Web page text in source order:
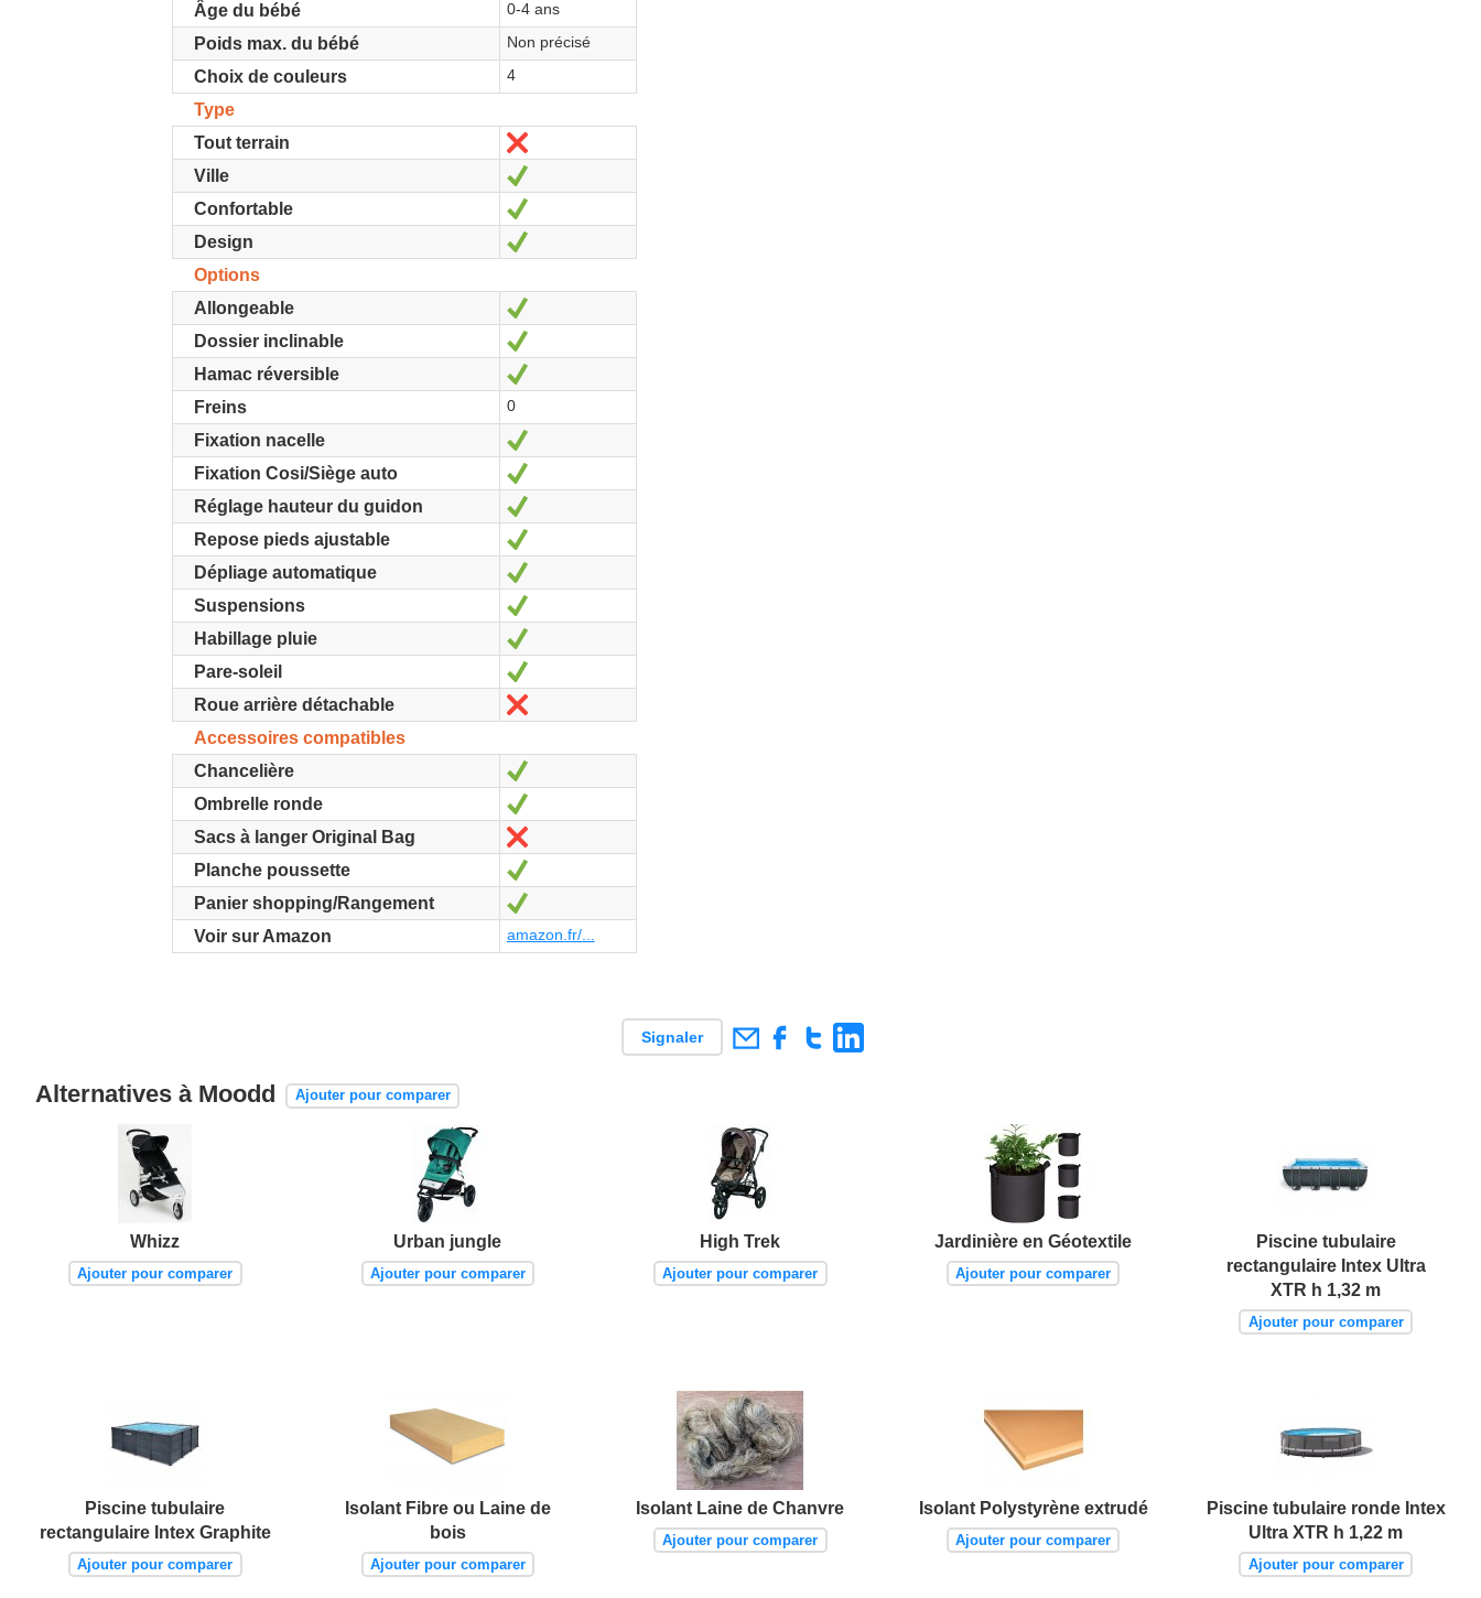
Âge du bébé 0-4 ans
Poids max. du bébé Non précisé
Choix de couleurs 4
Type
Tout terrain
Non
Ville
Confortable Oui
Design
Options
Allongeable
Dossier inclinable Oui
Hamac réversible
Freins 0
Fixation nacelle
Fixation Cosi/Siège auto Oui
Réglage hauteur du guidon
Repose pieds ajustable Oui
Dépliage automatique
Suspensions Oui
Habillage pluie
Pare-soleil Oui
Roue arrière détachable Non
Accessoires compatibles
Chancelière
Ombrelle ronde Oui
Sacs à langer Original Bag Non
Planche poussette Oui
Panier shopping/Rangement
Voir sur Amazon amazon.fr/...
Signaler
Alternatives à Moodd Ajouter pour comparer
Whizz
Ajouter pour comparer
Urban jungle
Ajouter pour comparer
High Trek
Ajouter pour comparer
Jardinière en Géotextile
Ajouter pour comparer
Piscine tubulaire
rectangulaire Intex Ultra
XTR h 1,32 m
Ajouter pour comparer
Piscine tubulaire
rectangulaire Intex Graphite
Ajouter pour comparer
Isolant Fibre ou Laine de
bois
Ajouter pour comparer
Isolant Laine de Chanvre
Ajouter pour comparer
Isolant Polystyrène extrudé
Ajouter pour comparer
Piscine tubulaire ronde Intex
Ultra XTR h 1,22 m
Ajouter pour comparer